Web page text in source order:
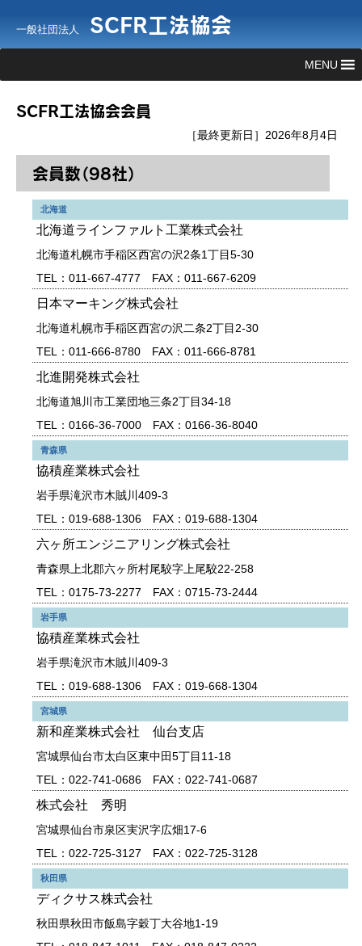
一般社団法人 SCFR工法協会
MENU
SCFR工法協会会員
［最終更新日］2026年8月4日
会員数（98社）
北海道
北海道ラインファルト工業株式会社
北海道札幌市手稲区西宮の沢2条1丁目5-30
TEL：011-667-4777 FAX：011-667-6209
日本マーキング株式会社
北海道札幌市手稲区西宮の沢二条2丁目2-30
TEL：011-666-8780 FAX：011-666-8781
北進開発株式会社
北海道旭川市工業団地三条2丁目34-18
TEL：0166-36-7000 FAX：0166-36-8040
青森県
協積産業株式会社
岩手県滝沢市木賊川409-3
TEL：019-688-1306 FAX：019-688-1304
六ヶ所エンジニアリング株式会社
青森県上北郡六ヶ所村尾駮字上尾駮22-258
TEL：0175-73-2277 FAX：0715-73-2444
岩手県
協積産業株式会社
岩手県滝沢市木賊川409-3
TEL：019-688-1306 FAX：019-668-1304
宮城県
新和産業株式会社 仙台支店
宮城県仙台市太白区東中田5丁目11-18
TEL：022-741-0686 FAX：022-741-0687
株式会社 秀明
宮城県仙台市泉区実沢字広畑17-6
TEL：022-725-3127 FAX：022-725-3128
秋田県
ディクサス株式会社
秋田県秋田市飯島字穀丁大谷地1-19